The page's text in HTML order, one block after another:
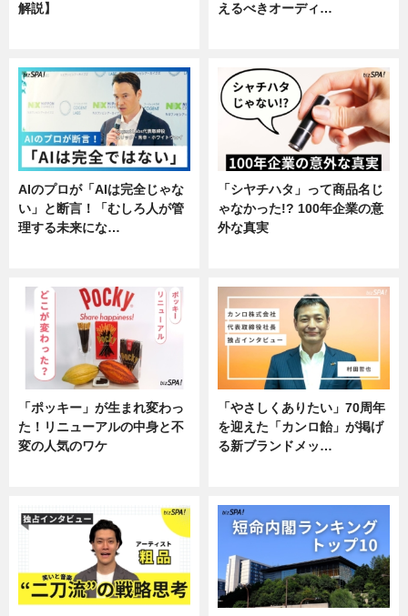
解説】
えるべきオーディ…
AIのプロが「AIは完全じゃな
い」と断言！「むしろ人が管
理する未来にな…
「シヤチハタ」って商品名じ
ゃなかった!? 100年企業の意
外な真実
「ポッキー」が生まれ変わっ
た！リニューアルの中身と不
変の人気のワケ
「やさしくありたい」70周年
を迎えた「カンロ飴」が掲げ
る新ブランドメッ…